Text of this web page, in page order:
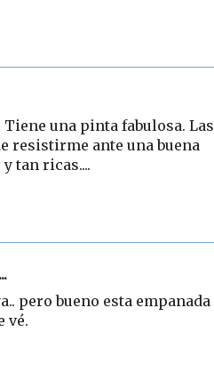
una pinta fabulosa. Las
resistirme ante una buena
tan ricas....
pero bueno esta empanada
vé.